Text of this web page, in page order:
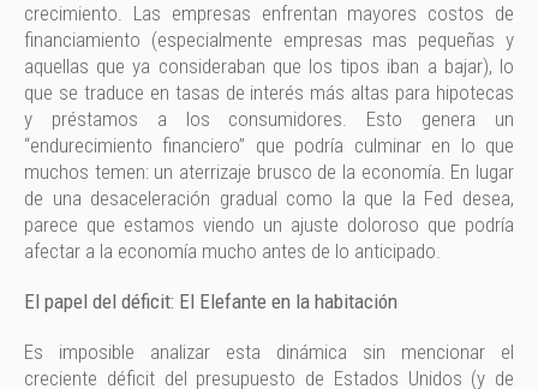
crecimiento. Las empresas enfrentan mayores costos de
financiamiento (especialmente empresas mas pequeñas y
aquellas que ya consideraban que los tipos iban a bajar), lo
que se traduce en tasas de interés más altas para hipotecas
y préstamos a los consumidores. Esto genera un
“endurecimiento financiero” que podría culminar en lo que
muchos temen: un aterrizaje brusco de la economía. En lugar
de una desaceleración gradual como la que la Fed desea,
parece que estamos viendo un ajuste doloroso que podría
afectar a la economía mucho antes de lo anticipado.
El papel del déficit: El Elefante en la habitación
Es imposible analizar esta dinámica sin mencionar el
creciente déficit del presupuesto de Estados Unidos (y de